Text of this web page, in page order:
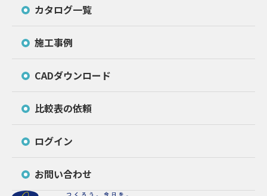
カタログ一覧
施工事例
CADダウンロード
比較表の依頼
ログイン
お問い合わせ